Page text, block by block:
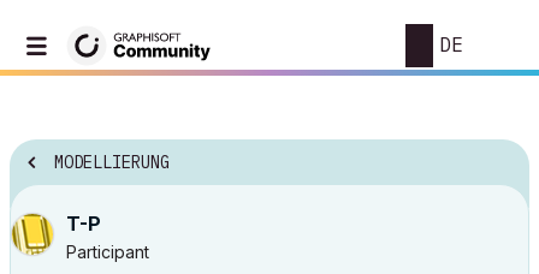
DE
MODELLIERUNG
T-P
Participant